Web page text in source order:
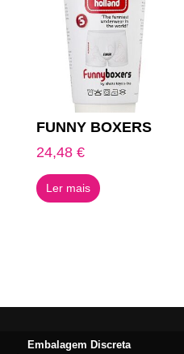
FUNNY BOXERS
24,48 €
Ler mais
Embalagem Discreta